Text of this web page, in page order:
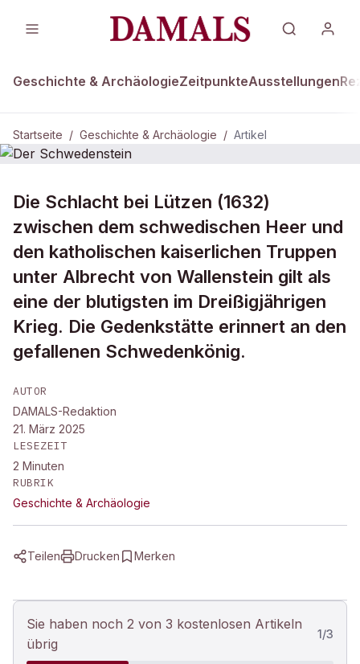
Geschichte & ArchäologieZeitpunkteAusstellungen
Startseite / Geschichte & Archäologie / Artikel
GESCHICHTE & ARCHÄOLOGIE
Der Schwedenstein
Die Schlacht bei Lützen (1632)
zwischen dem schwedischen Heer und
den katholischen kaiserlichen Truppen
unter Albrecht von Wallenstein gilt als
eine der blutigsten im Dreißigjährigen
Krieg. Die Gedenkstätte erinnert an den
gefallenen Schwedenkönig.
AUTOR
DAMALS-Redaktion
21. März 2025
LESEZEIT
2 Minuten
RUBRIK
Geschichte & Archäologie
Teilen Drucken Merken
Sie haben noch 2 von 3 kostenlosen Artikeln
übrig
1/3